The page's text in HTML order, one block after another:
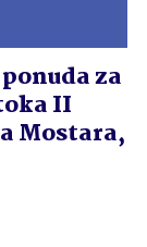
za
II
Mostara,